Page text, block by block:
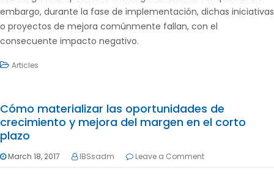
embargo, durante la fase de implementación, dichas iniciativas
o proyectos de mejora comúnmente fallan, con el
consecuente impacto negativo.
Articles
Cómo materializar las oportunidades de
crecimiento y mejora del margen en el corto
plazo
March 18, 2017 IBSsadm Leave a Comment